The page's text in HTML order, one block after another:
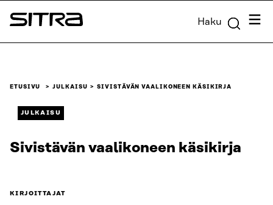
Siirry
suoraan
Sitra Haku
ETUSIVU JULKAISU SIVISTÄVÄN VAALIKONEEN KÄSIKIRJA
JULKAISU
Sivistävän vaalikoneen käsikirja
KIRJOITTAJAT